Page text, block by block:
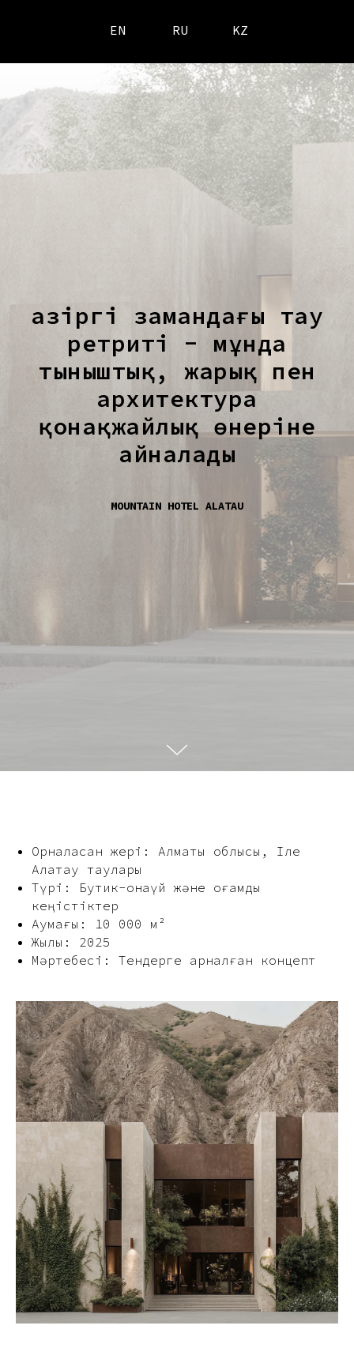
KZ
RU
EN
Қазіргі замандағы тау
ретриті - мұнда
тыныштық, жарық пен
архитектура
қонақжайлық өнеріне
айналады
MOUNTAIN HOTEL ALATAU
Орналасқан жері: Алматы облысы, Іле
Алатау таулары
Түрі: Бутик-қонақүй және қоғамдық
кеңістіктер
Аумағы: 10 000 м²
Жылы: 2025
Мәртебесі: Тендерге арналған концепт